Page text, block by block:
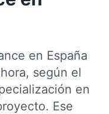
en España
según el
en
Ese